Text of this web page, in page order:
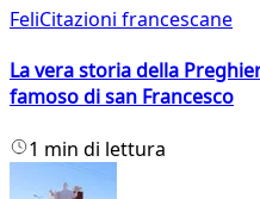
FeliCitazioni francescane
La vera storia della
famoso di san Francesco
1 min di lettura